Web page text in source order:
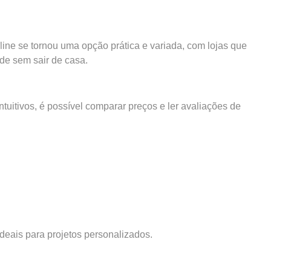
se tornou uma opção prática e variada, com lojas que
sem sair de casa.
é possível comparar preços e ler avaliações de
para projetos personalizados.